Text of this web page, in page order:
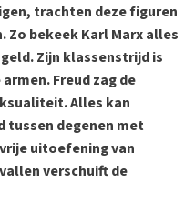
trachten deze figuren
Zo bekeek Karl Marx alles
Zijn klassenstrijd is
Freud zag de
Alles kan
tussen degenen met
uitoefening van
verschuift de